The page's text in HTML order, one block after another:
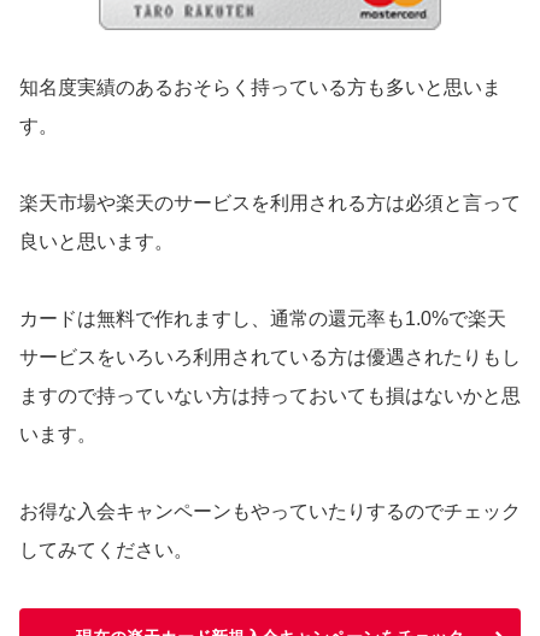
知名度実績のあるおそらく持っている方も多いと思いま
す。
楽天市場や楽天のサービスを利用される方は必須と言って
良いと思います。
カードは無料で作れますし、通常の還元率も1.0%で楽天
サービスをいろいろ利用されている方は優遇されたりもし
ますので持っていない方は持っておいても損はないかと思
います。
お得な入会キャンペーンもやっていたりするのでチェック
してみてください。